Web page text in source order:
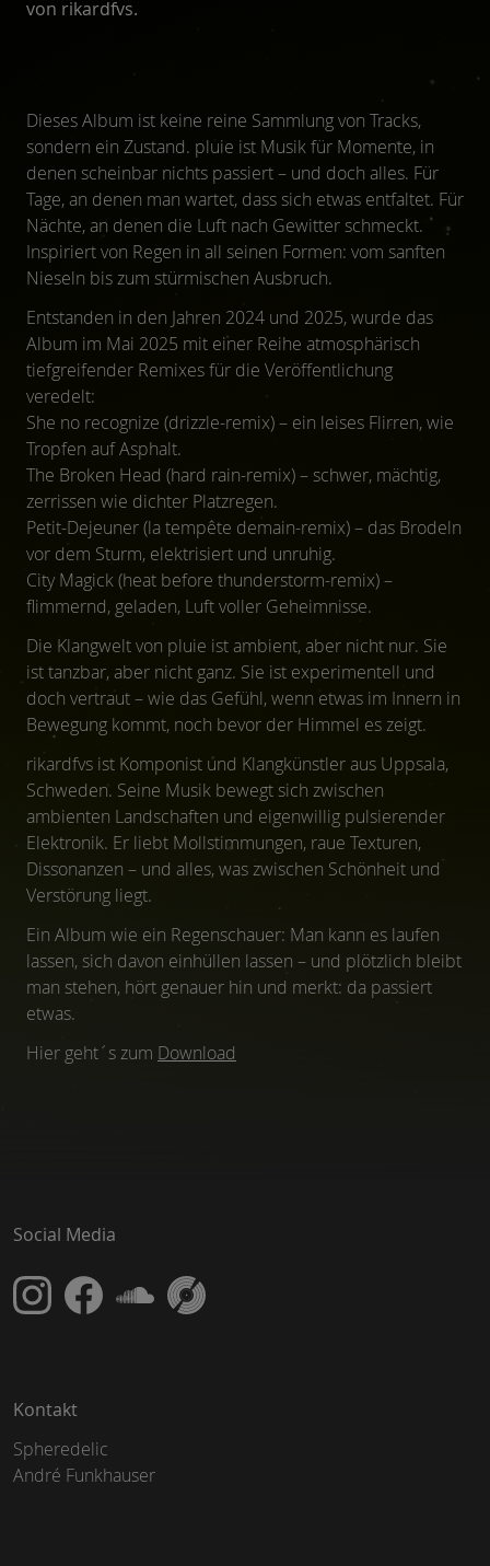
von rikardfvs.
Dieses Album ist keine reine Sammlung von Tracks,
sondern ein Zustand. pluie ist Musik für Momente, in
denen scheinbar nichts passiert – und doch alles. Für
Tage, an denen man wartet, dass sich etwas entfaltet. Für
Nächte, an denen die Luft nach Gewitter schmeckt.
Inspiriert von Regen in all seinen Formen: vom sanften
Nieseln bis zum stürmischen Ausbruch.
Entstanden in den Jahren 2024 und 2025, wurde das
Album im Mai 2025 mit einer Reihe atmosphärisch
tiefgreifender Remixes für die Veröffentlichung
veredelt:
She no recognize (drizzle-remix) – ein leises Flirren, wie
Tropfen auf Asphalt.
The Broken Head (hard rain-remix) – schwer, mächtig,
zerrissen wie dichter Platzregen.
Petit-Dejeuner (la tempête demain-remix) – das Brodeln
vor dem Sturm, elektrisiert und unruhig.
City Magick (heat before thunderstorm-remix) –
flimmernd, geladen, Luft voller Geheimnisse.
Die Klangwelt von pluie ist ambient, aber nicht nur. Sie
ist tanzbar, aber nicht ganz. Sie ist experimentell und
doch vertraut – wie das Gefühl, wenn etwas im Innern in
Bewegung kommt, noch bevor der Himmel es zeigt.
rikardfvs ist Komponist und Klangkünstler aus Uppsala,
Schweden. Seine Musik bewegt sich zwischen
ambienten Landschaften und eigenwillig pulsierender
Elektronik. Er liebt Mollstimmungen, raue Texturen,
Dissonanzen – und alles, was zwischen Schönheit und
Verstörung liegt.
Ein Album wie ein Regenschauer: Man kann es laufen
lassen, sich davon einhüllen lassen – und plötzlich bleibt
man stehen, hört genauer hin und merkt: da passiert
etwas.
Hier geht´s zum Download
Social Media
Kontakt
Spheredelic
André Funkhauser